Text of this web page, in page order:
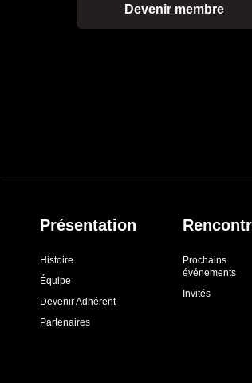
Devenir membre
Présentation
Histoire
Équipe
Devenir Adhérent
Partenaires
Prochains
événements
Invités